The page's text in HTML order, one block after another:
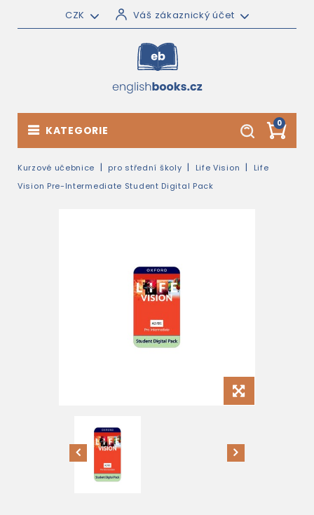
CZK Váš zákaznický účet
0
KATEGORIE
Kurzové učebnice pro střední školy Life Vision
Life
Vision Pre-Intermediate Student Digital Pack